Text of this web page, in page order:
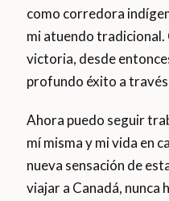
como corredora
mi atuendo
victoria, desde
profundo éxito a
Ahora puedo seguir
mí misma y mi vida en
nueva sensación de
viajar a Canadá, nunca